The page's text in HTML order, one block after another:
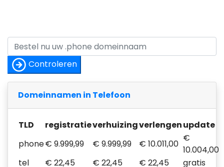
Controleren
Domeinnamen in Telefoon
TLD registratieverhuizingverlengenupdate
phone€ 9.999,99 € 9.999,99 € 10.011,00
€
10.004,00
tel
€ 22,45 € 22,45 € 22,45 gratis